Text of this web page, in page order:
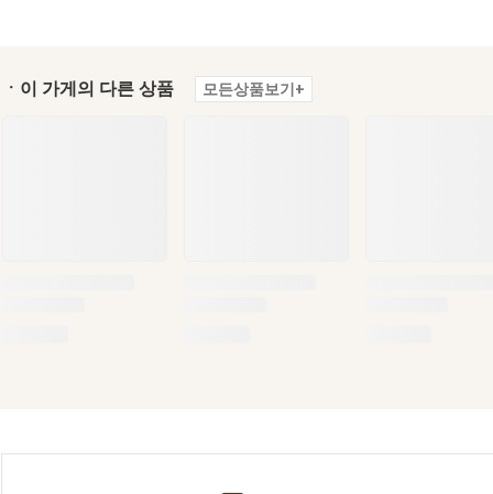
ㆍ이 가게의 다른 상품 모든상품보기+